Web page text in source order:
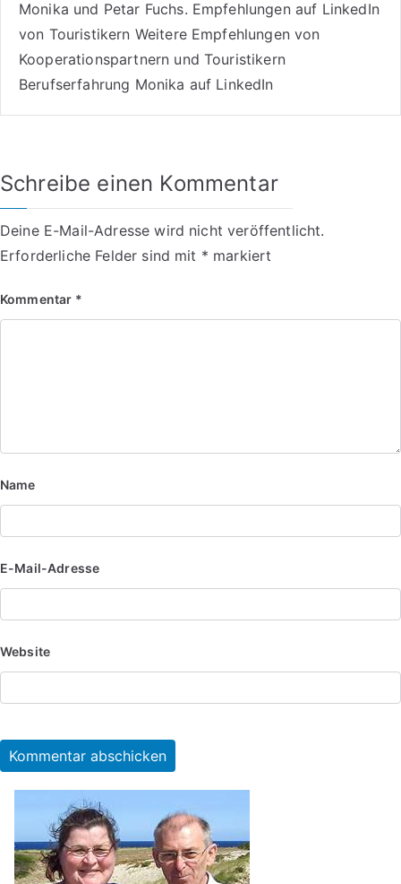
Monika und Petar Fuchs. Empfehlungen auf LinkedIn
von Touristikern Weitere Empfehlungen von
Kooperationspartnern und Touristikern
Berufserfahrung Monika auf LinkedIn
Schreibe einen Kommentar
Deine E-Mail-Adresse wird nicht veröffentlicht.
Erforderliche Felder sind mit * markiert
Kommentar *
Name
E-Mail-Adresse
Website